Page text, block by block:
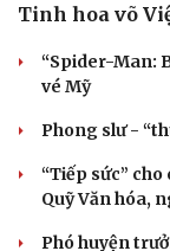
Tinh hoa võ
“Spider-Man:
vé Mỹ
Phong slư -
“Tiếp sức”
Quỹ Văn hóa,
Phó huyện